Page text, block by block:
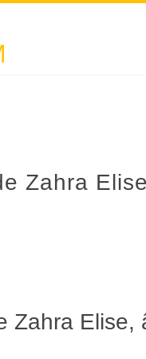
Zahra
Zahra Elise,